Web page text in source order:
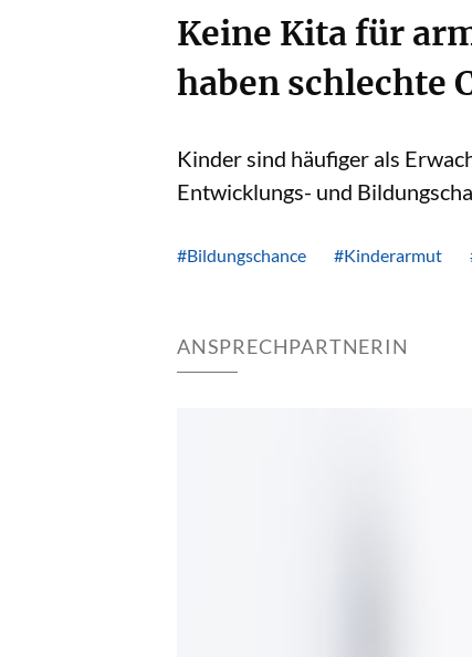
Keine Kita für
haben schlechte
Kinder sind häufiger als
Entwicklungs- und
#Bildungschance #Kinderarmut
ANSPRECHPARTNERIN